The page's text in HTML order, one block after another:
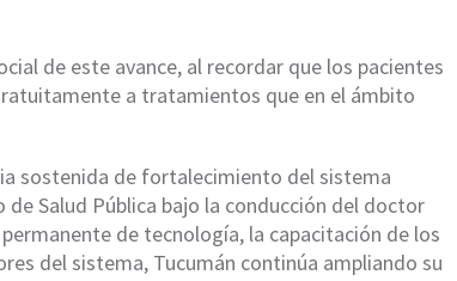
de este avance, al recordar que los pacientes
a tratamientos que en el ámbito
sostenida de fortalecimiento del sistema
Salud Pública bajo la conducción del doctor
de tecnología, la capacitación de los
del sistema, Tucumán continúa ampliando su